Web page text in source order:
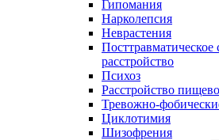
Гипомания
Нарколепсия
Неврастения
Посттравматическое
расстройство
Психоз
Расстройство
Тревожно-
Циклотимия
Шизофрения